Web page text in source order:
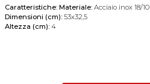
Caratteristiche: Materiale: Acciaio inox 18/10
Dimensioni (cm): 53x32,5
Altezza (cm): 4